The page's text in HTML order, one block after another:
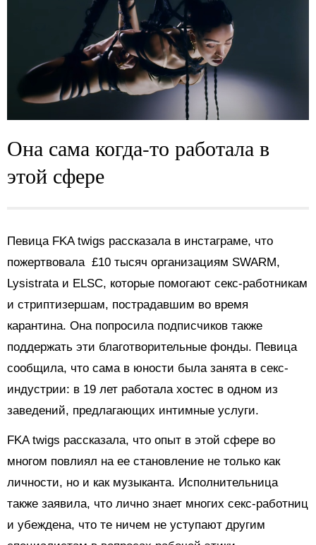
Она сама когда-то работала в
этой сфере
Певица FKA twigs рассказала в инстаграме, что
пожертвовала £10 тысяч организациям SWARM,
Lysistrata и ELSC, которые помогают секс-работникам
и стриптизершам, пострадавшим во время
карантина. Она попросила подписчиков также
поддержать эти благотворительные фонды. Певица
сообщила, что сама в юности была занята в секс-
индустрии: в 19 лет работала хостес в одном из
заведений, предлагающих интимные услуги.
FKA twigs рассказала, что опыт в этой сфере во
многом повлиял на ее становление не только как
личности, но и как музыканта. Исполнительница
также заявила, что лично знает многих секс-работниц
и убеждена, что те ничем не уступают другим